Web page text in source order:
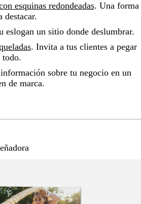
esquinas redondeadas. Una forma
destacar.
eslogan un sitio donde deslumbrar.
. Invita a tus clientes a pegar
todo.
sobre tu negocio en un
de marca.